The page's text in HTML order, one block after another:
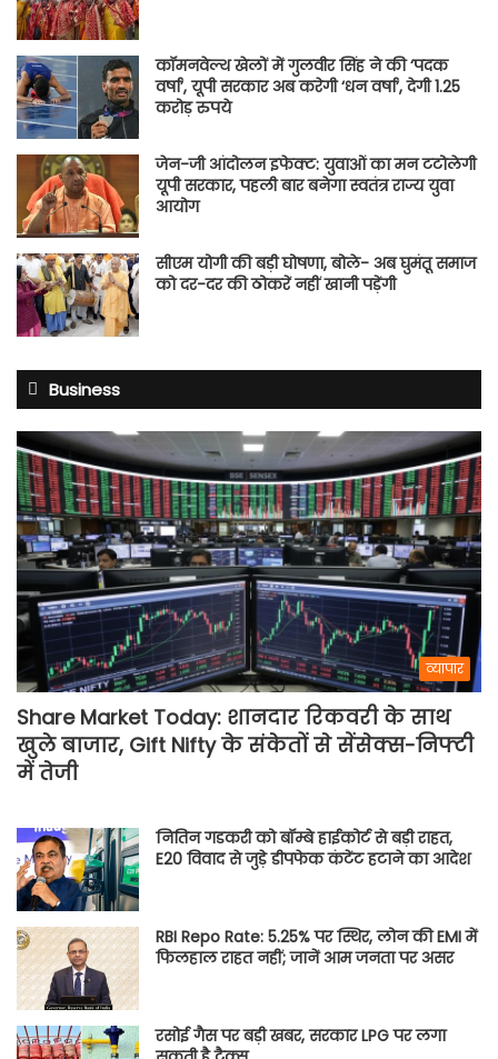
कॉमनवेल्थ खेलों में गुलवीर सिंह ने की ‘पदक
वर्षा’, यूपी सरकार अब करेगी ‘धन वर्षा’, देगी 1.25
करोड़ रुपये
जेन-जी आंदोलन इफेक्ट: युवाओं का मन टटोलेगी
यूपी सरकार, पहली बार बनेगा स्वतंत्र राज्य युवा
आयोग
सीएम योगी की बड़ी घोषणा, बोले- अब घुमंतू समाज
को दर-दर की ठोकरें नहीं खानी पड़ेंगी
Business
व्यापार
Share Market Today: शानदार रिकवरी के साथ
खुले बाजार, Gift Nifty के संकेतों से सेंसेक्स-निफ्टी
में तेजी
नितिन गडकरी को बॉम्बे हाईकोर्ट से बड़ी राहत,
E20 विवाद से जुड़े डीपफेक कंटेंट हटाने का आदेश
RBI Repo Rate: 5.25% पर स्थिर, लोन की EMI में
फिलहाल राहत नहीं; जानें आम जनता पर असर
रसोई गैस पर बड़ी खबर, सरकार LPG पर लगा